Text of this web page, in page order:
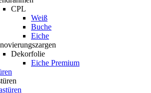
CPL
Weiß
Buche
Eiche
Dekorfolie
Eiche Premium